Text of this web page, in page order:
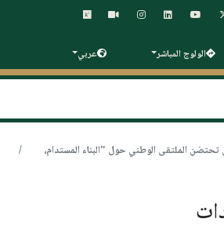
الولوج المباشر عربي
عباس تحتضن الملتقى الوطني حول "البناء المستدام،